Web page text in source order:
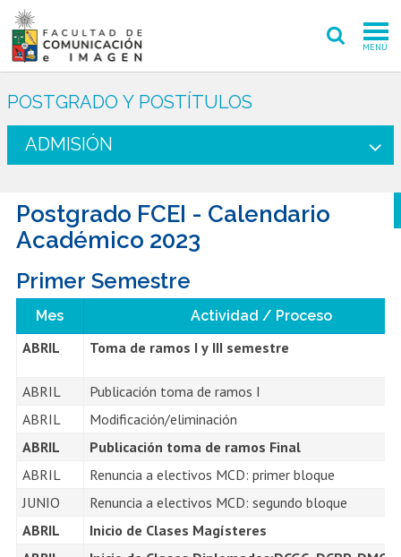
MENÚ
FACULTAD
INVESTIGACIÓN CREACIÓN
EXTENSIÓN
INTERNACIONAL
ADMISIÓN
Estudiantes Académicos
POSTGRADO Y POSTÍTULOS
ADMISIÓN
Postgrado FCEI - Calendario
Académico 2023
Primer Semestre
Mes Actividad / Proceso
ABRIL Toma de ramos I y III semestre
ABRIL
Publicación toma de ramos I
ABRIL
Modificación/eliminación
ABRIL
Publicación toma de ramos Final
ABRIL
Renuncia a electivos MCD: primer bloque
JUNIO
Renuncia a electivos MCD: segundo bloque
ABRIL
Inicio de Clases Magísteres